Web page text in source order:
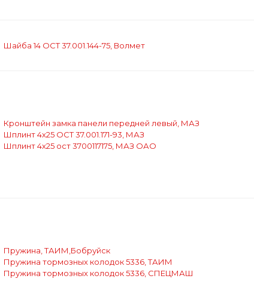
Шайба 14 ОСТ 37.001.144-75, Волмет
Кронштейн замка панели передней левый, МАЗ
Шплинт 4х25 ОСТ 37.001.171-93, МАЗ
Шплинт 4х25 ост 3700117175, МАЗ ОАО
Пружина, ТАИМ,Бобруйск
Пружина тормозных колодок 5336, ТАИМ
Пружина тормозных колодок 5336, СПЕЦМАШ